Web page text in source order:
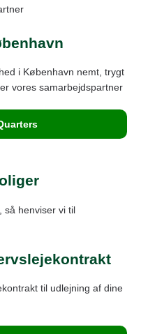
i København nemt, trygt
vores samarbejdspartner
så henviser vi til
til udlejning af dine